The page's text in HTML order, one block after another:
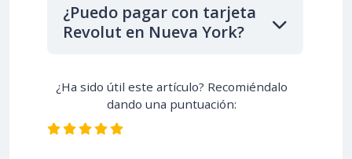
¿Puedo pagar con tarjeta
Revolut en Nueva York?
¿Ha sido útil este artículo? Recomiéndalo
dando una puntuación: